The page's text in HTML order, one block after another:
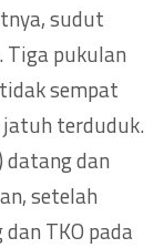
sudut
Tiga pukulan
sempat
jatuh terduduk.
datang dan
setelah
TKO pada